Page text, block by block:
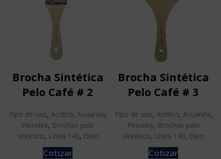
Brocha Sintética
Pelo Café # 2
Tipo de uso, Acrílico, Acuarela,
Pinceles, Brochas pelo
sintético, Línea 140, Óleo
Cotizar
Brocha Sintética
Pelo Café # 3
Tipo de uso, Acrílico, Acuarela,
Pinceles, Brochas pelo
sintético, Línea 140, Óleo
Cotizar